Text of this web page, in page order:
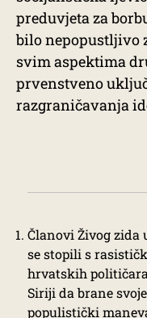
preduvjeta za
bilo nepopustljivo
svim aspektima
prvenstveno
razgraničavanja
Članovi Živog zida
se stopili s
hrvatskih
Siriji da brane
populistički